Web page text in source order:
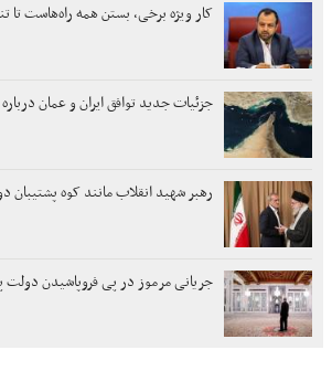
کار ویژه برخی، بستن همه راه‌هاست تا
جزئیات جدید توافق ایران و عمان
رهبر شهید انقلاب مانند کوه پشتیبان
جریانی مرموز در پی فروپاشیدن